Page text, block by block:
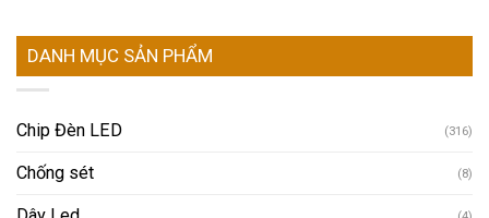
DANH MỤC SẢN PHẨM
Chip Đèn LED (316)
Chống sét (8)